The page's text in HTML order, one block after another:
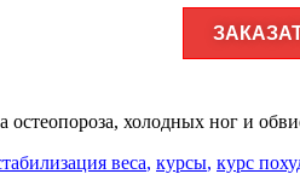
холодных ног и
веса, курсы, курс